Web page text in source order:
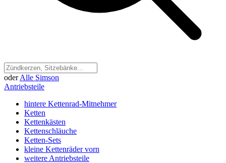
oder Alle Simson
Antriebsteile
hintere Kettenrad-Mitnehmer
Ketten
Kettenkästen
Kettenschläuche
Ketten-Sets
kleine Kettenräder vorn
weitere Antriebsteile